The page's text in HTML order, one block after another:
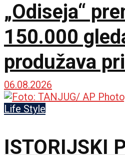
„Odiseja“
150.000
produžava
u IMAX
06.08.2026
Life Style
ISTORIJSKI